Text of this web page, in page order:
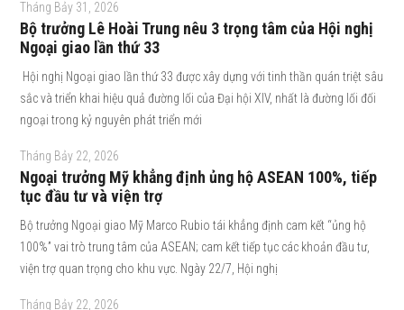
Tháng Bảy 31, 2026
Bộ trưởng Lê Hoài Trung nêu 3 trọng tâm của Hội nghị
Ngoại giao lần thứ 33
Hội nghị Ngoại giao lần thứ 33 được xây dựng với tinh thần quán triệt sâu
sắc và triển khai hiệu quả đường lối của Đại hội XIV, nhất là đường lối đối
ngoại trong kỷ nguyên phát triển mới
Tháng Bảy 22, 2026
Ngoại trưởng Mỹ khẳng định ủng hộ ASEAN 100%, tiếp
tục đầu tư và viện trợ
Bộ trưởng Ngoại giao Mỹ Marco Rubio tái khẳng định cam kết “ủng hộ
100%” vai trò trung tâm của ASEAN; cam kết tiếp tục các khoản đầu tư,
viện trợ quan trọng cho khu vực. Ngày 22/7, Hội nghị
Tháng Bảy 22, 2026